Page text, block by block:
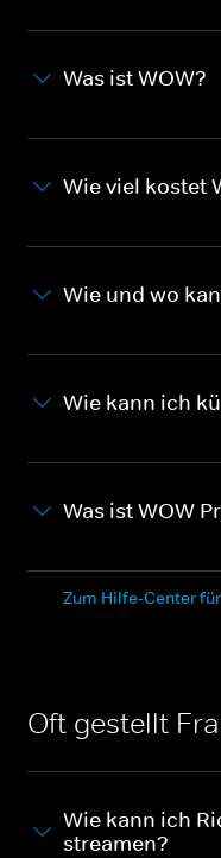
Was ist WOW?
Wie viel kostet
Wie und wo
Wie kann ich
Was ist WOW
Zum Hilfe-Center
Oft gestellt
Wie kann ich
streamen?